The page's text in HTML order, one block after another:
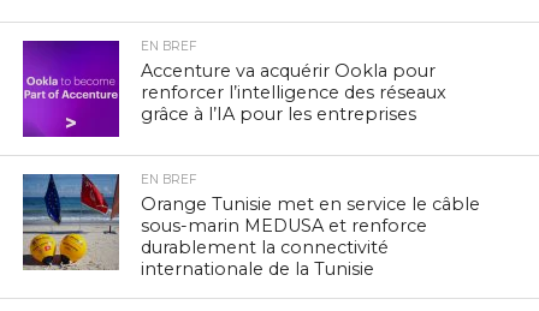
EN BREF
Accenture va acquérir Ookla pour
renforcer l’intelligence des réseaux
grâce à l’IA pour les entreprises
EN BREF
Orange Tunisie met en service le câble
sous-marin MEDUSA et renforce
durablement la connectivité
internationale de la Tunisie